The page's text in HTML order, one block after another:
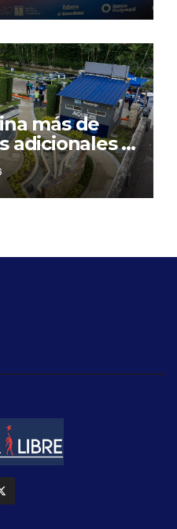
más de
adicionales a
fortalecer la